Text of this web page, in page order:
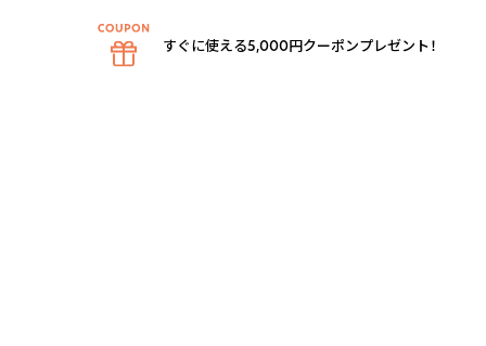
すぐに使える5,000円クーポンプレゼント！